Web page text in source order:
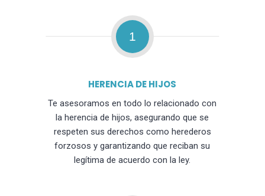
1
HERENCIA DE HIJOS
Te asesoramos en todo lo relacionado con
la herencia de hijos, asegurando que se
respeten sus derechos como herederos
forzosos y garantizando que reciban su
legítima de acuerdo con la ley.